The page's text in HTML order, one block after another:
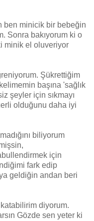
ben minicik bir bebeğin
Sonra bakıyorum ki o
minik el oluveriyor
Şükrettiğim
başına 'sağlık
şeyler için sıkmayı
olduğunu daha iyi
biliyorum
için
fark edip
geldiğin andan beri
diyorum.
Gözde sen yeter ki